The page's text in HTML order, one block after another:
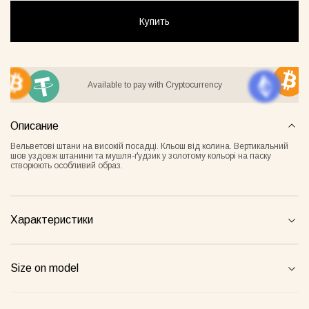
Lover Suit
8500грн
Gray
7500грн
Сукня-чохол блонді
Купить
Available to pay with Cryptocurrency
Описание
Вельветові штани на високій посадці. Кльош від колина. Вертикальний
шов уздовж штанини та мушля-ґудзик у золотому кольорі на паску
створюють особливий образ.
Характеристики
Size on model